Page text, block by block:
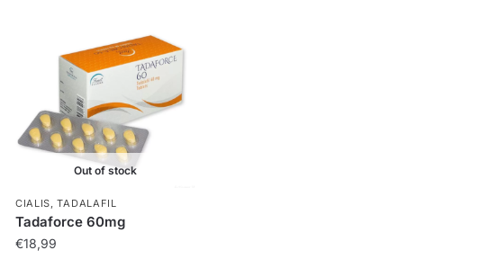
Out of stock
CIALIS,TADALAFIL
Tadaforce 60mg
€18,99